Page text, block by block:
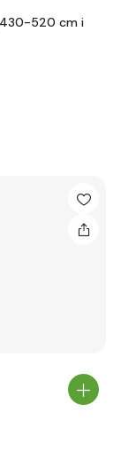
430-520 cm i